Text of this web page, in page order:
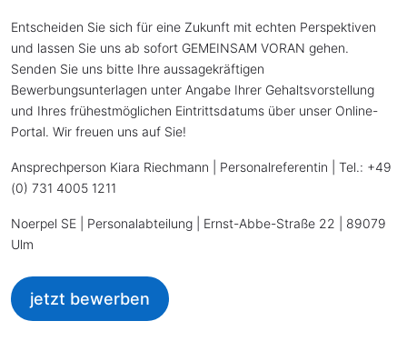
Entscheiden Sie sich für eine Zukunft mit echten Perspektiven
und lassen Sie uns ab sofort GEMEINSAM VORAN gehen.
Senden Sie uns bitte Ihre aussagekräftigen
Bewerbungsunterlagen unter Angabe Ihrer Gehaltsvorstellung
und Ihres frühestmöglichen Eintrittsdatums über unser Online-
Portal. Wir freuen uns auf Sie!
Ansprechperson Kiara Riechmann | Personalreferentin | Tel.: +49
(0) 731 4005 1211
Noerpel SE | Personalabteilung | Ernst-Abbe-Straße 22 | 89079
Ulm
jetzt bewerben